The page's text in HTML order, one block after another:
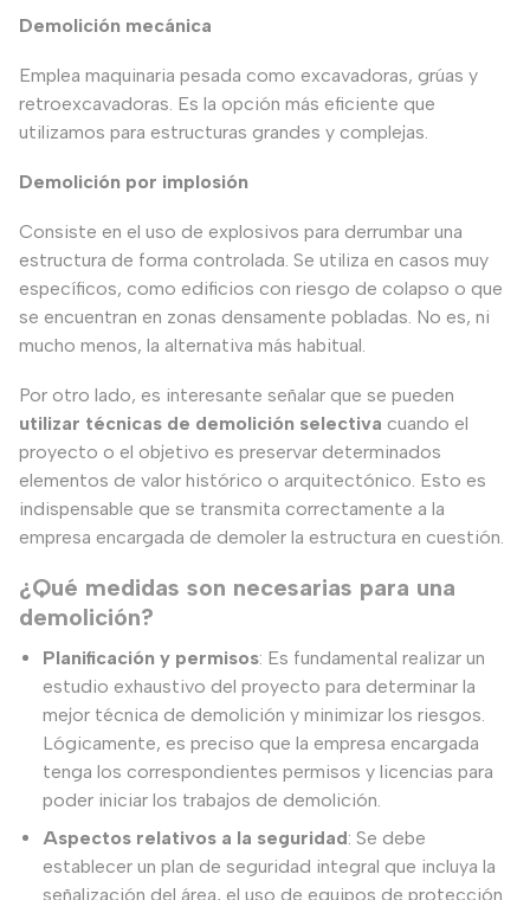
Demolición mecánica
Emplea maquinaria pesada como excavadoras, grúas y
retroexcavadoras. Es la opción más eficiente que
utilizamos para estructuras grandes y complejas.
Demolición por implosión
Consiste en el uso de explosivos para derrumbar una
estructura de forma controlada. Se utiliza en casos muy
específicos, como edificios con riesgo de colapso o que
se encuentran en zonas densamente pobladas. No es, ni
mucho menos, la alternativa más habitual.
Por otro lado, es interesante señalar que se pueden
utilizar técnicas de demolición selectiva cuando el
proyecto o el objetivo es preservar determinados
elementos de valor histórico o arquitectónico. Esto es
indispensable que se transmita correctamente a la
empresa encargada de demoler la estructura en cuestión.
¿Qué medidas son necesarias para una
demolición?
Planificación y permisos: Es fundamental realizar un
estudio exhaustivo del proyecto para determinar la
mejor técnica de demolición y minimizar los riesgos.
Lógicamente, es preciso que la empresa encargada
tenga los correspondientes permisos y licencias para
poder iniciar los trabajos de demolición.
Aspectos relativos a la seguridad: Se debe
establecer un plan de seguridad integral que incluya la
señalización del área, el uso de equipos de protección